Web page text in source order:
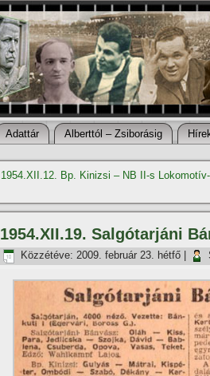
Adattár Alberttól – Zsiborásig
1954.XII.12. Bp. Kinizsi – NB II-s
1954.XII.19. Salgótarjáni
Közzétéve: 2009. február 23. hétfő